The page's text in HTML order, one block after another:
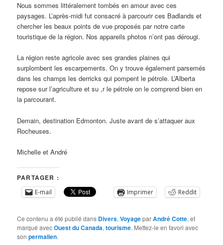
Nous sommes littéralement tombés en amour avec ces
paysages. L’après-midi fut consacré à parcourir ces Badlands et
chercher les beaux points de vue proposés par notre carte
touristique de la région. Nos appareils photos n’ont pas dérougi.
La région reste agricole avec ses grandes plaines qui
surplombent les escarpements. On y trouve également parsemés
dans les champs les derricks qui pompent le pétrole. L’Alberta
repose sur l’agriculture et su ,r le pétrole on le comprend bien en
la parcourant.
Demain, destination Edmonton. Juste avant de s’attaquer aux
Rocheuses.
Michelle et André
PARTAGER :
E-mail Imprimer Reddit
Ce contenu a été publié dans Divers,VoyageparAndré Cotte, et
marqué avecOuest du Canada,tourisme. Mettez-le en favori avec
sonpermalien.